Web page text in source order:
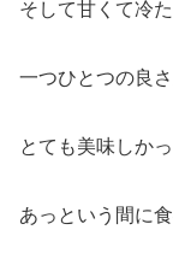
そして甘くて冷
一つひとつの良
とても美味しかっ
あっという間に